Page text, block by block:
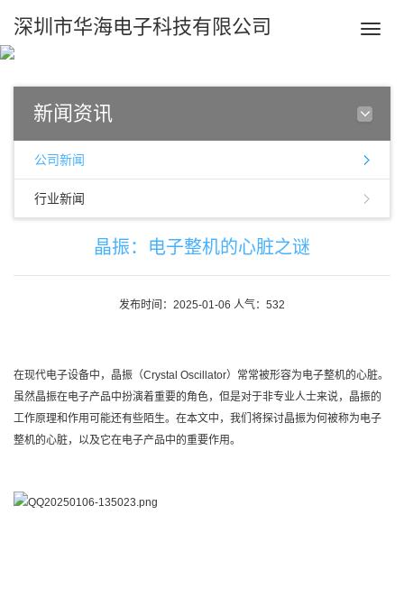
深圳市华海电子科技有限公司
Toggle
新闻资讯
公司新闻
行业新闻
晶振：电子整机的心脏之谜
发布时间：2025-01-06 人气：532
在现代电子设备中，晶振（Crystal Oscillator）常常被形容为电子整机的心脏。
虽然晶振在电子产品中扮演着重要的角色，但是对于非专业人士来说，晶振的
工作原理和作用可能还有些陌生。在本文中，我们将探讨晶振为何被称为电子
整机的心脏，以及它在电子产品中的重要作用。